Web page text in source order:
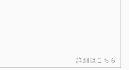
詳細はこちら